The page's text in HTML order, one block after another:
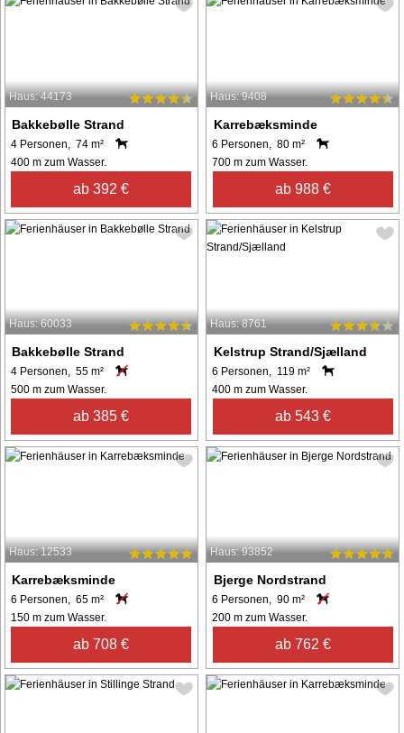
Haus: 44173
Bakkebølle Strand
4 Personen, 74 m²
400 m zum Wasser.
ab 392 €
Haus: 9408
Karrebæksminde
6 Personen, 80 m²
700 m zum Wasser.
ab 988 €
Haus: 60033
Bakkebølle Strand
4 Personen, 55 m²
500 m zum Wasser.
ab 385 €
Haus: 8761
Kelstrup Strand/Sjælland
6 Personen, 119 m²
400 m zum Wasser.
ab 543 €
Haus: 12533
Karrebæksminde
6 Personen, 65 m²
150 m zum Wasser.
ab 708 €
Haus: 93852
Bjerge Nordstrand
6 Personen, 90 m²
200 m zum Wasser.
ab 762 €